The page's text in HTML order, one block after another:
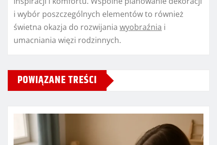
i wybór poszczególnych elementów to również
świetna okazja do rozwijania wyobraźnia i
umacniania więzi rodzinnych.
POWIĄZANE TREŚCI